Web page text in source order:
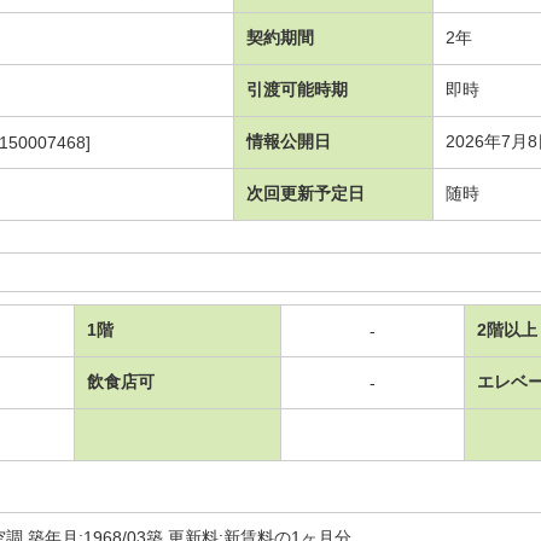
契約期間 2年
引渡可能時期 即時
情報公開日 2026年7月8
次回更新予定日 随時
1階 - 2階以上
飲食店可 - エレベ
調 築年月:1968/03築 更新料:新賃料の1ヶ月分